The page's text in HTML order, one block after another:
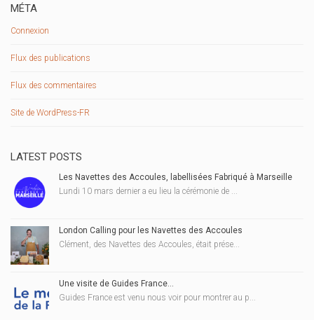
MÉTA
Connexion
Flux des publications
Flux des commentaires
Site de WordPress-FR
LATEST POSTS
Les Navettes des Accoules, labellisées Fabriqué à Marseille
Lundi 10 mars dernier a eu lieu la cérémonie de ...
London Calling pour les Navettes des Accoules
Clément, des Navettes des Accoules, était prése...
Une visite de Guides France…
Guides France est venu nous voir pour montrer au p...